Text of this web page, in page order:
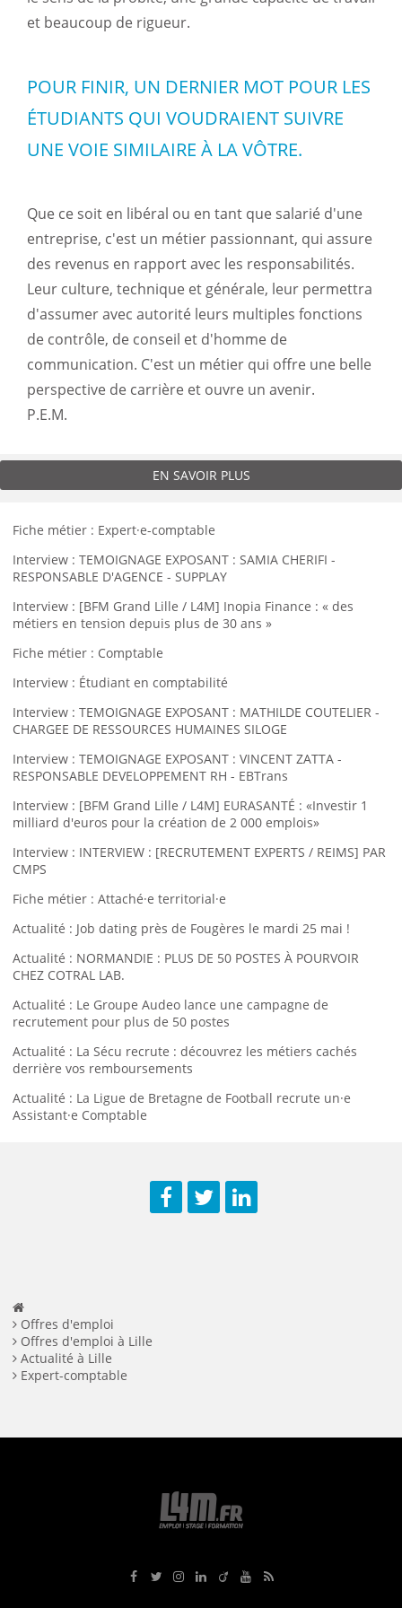
et beaucoup de rigueur.
POUR FINIR, UN DERNIER MOT POUR LES
ÉTUDIANTS QUI VOUDRAIENT SUIVRE
UNE VOIE SIMILAIRE À LA VÔTRE.
Que ce soit en libéral ou en tant que salarié d'une
entreprise, c'est un métier passionnant, qui assure
des revenus en rapport avec les responsabilités.
Leur culture, technique et générale, leur permettra
d'assumer avec autorité leurs multiples fonctions
de contrôle, de conseil et d'homme de
communication. C'est un métier qui offre une belle
perspective de carrière et ouvre un avenir.
P.E.M.
EN SAVOIR PLUS
Fiche métier : Expert·e-comptable
Interview : TEMOIGNAGE EXPOSANT : SAMIA CHERIFI -
RESPONSABLE D'AGENCE - SUPPLAY
Interview : [BFM Grand Lille / L4M] Inopia Finance : « des
métiers en tension depuis plus de 30 ans »
Fiche métier : Comptable
Interview : Étudiant en comptabilité
Interview : TEMOIGNAGE EXPOSANT : MATHILDE COUTELIER -
CHARGEE DE RESSOURCES HUMAINES SILOGE
Interview : TEMOIGNAGE EXPOSANT : VINCENT ZATTA -
RESPONSABLE DEVELOPPEMENT RH - EBTrans
Interview : [BFM Grand Lille / L4M] EURASANTÉ : «Investir 1
milliard d'euros pour la création de 2 000 emplois»
Interview : INTERVIEW : [RECRUTEMENT EXPERTS / REIMS] PAR
CMPS
Fiche métier : Attaché·e territorial·e
Actualité : Job dating près de Fougères le mardi 25 mai !
Actualité : NORMANDIE : PLUS DE 50 POSTES À POURVOIR
CHEZ COTRAL LAB.
Actualité : Le Groupe Audeo lance une campagne de
recrutement pour plus de 50 postes
Actualité : La Sécu recrute : découvrez les métiers cachés
derrière vos remboursements
Actualité : La Ligue de Bretagne de Football recrute un·e
Assistant·e Comptable
Offres d'emploi
Offres d'emploi à Lille
Actualité à Lille
Expert-comptable